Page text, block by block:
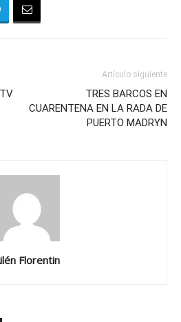
Artículo siguiente
TRES BARCOS EN
CUARENTENA EN LA RADA DE
PUERTO MADRYN
Florentin